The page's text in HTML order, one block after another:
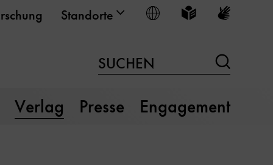
Standorte Sprache wählen
Leichte Sprache
SUCHEN
Verlag Presse Engagement